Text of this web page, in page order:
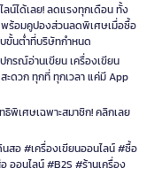
น์ได้เลย! ลดแรงทุกเดือน ทั้ง
ร้อมคูปองส่วนลดพิเศษเมื่อซื้อ
ขั้นต่ำที่บริษัทกำหนด
กรณ์อ่านเขียน เครื่องเขียน
ะดวก ทุกที่ ทุกเวลา แค่มี App
ธิพิเศษเฉพาะสมาชิก! คลิกเลย
สอ #เครื่องเขียนออนไลน์ #ซื้อ
ออนไลน์ #B2S #ร้านเครื่อง